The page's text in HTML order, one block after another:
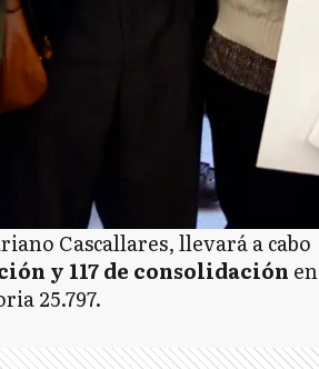
Cascallares, llevará a cabo
y 117 de consolidación en
25.797.